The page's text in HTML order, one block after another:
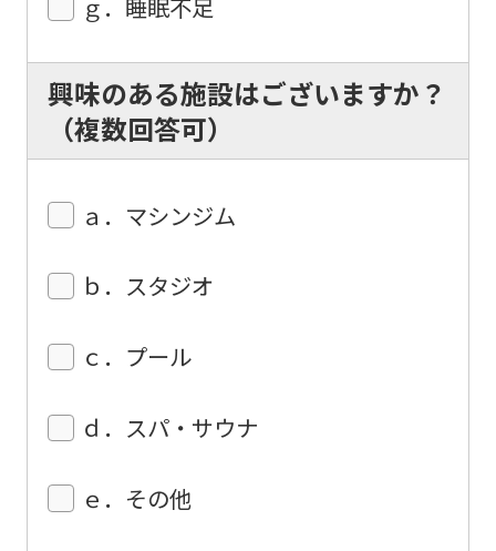
ｇ．睡眠不足
興味のある施設はございますか？
（複数回答可）
ａ．マシンジム
ｂ．スタジオ
ｃ．プール
ｄ．スパ・サウナ
ｅ．その他